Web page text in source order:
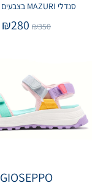
סנדלי MAZURI בצבעים מרובים
₪350
₪280
GIOSEPPO